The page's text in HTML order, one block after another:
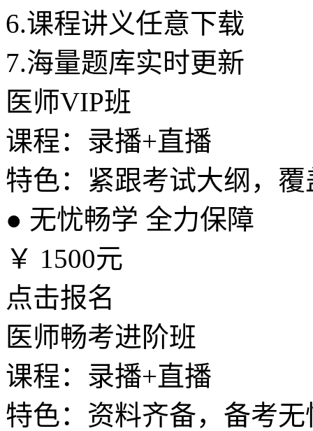
6.课程讲义任意下载
7.海量题库实时更新
医师VIP班
课程：录播+直播
特色：紧跟考试大纲，
● 无忧畅学 全力保障
￥ 1500元
点击报名
医师畅考进阶班
课程：录播+直播
特色：资料齐备，备考无